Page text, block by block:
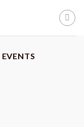
EVENTS